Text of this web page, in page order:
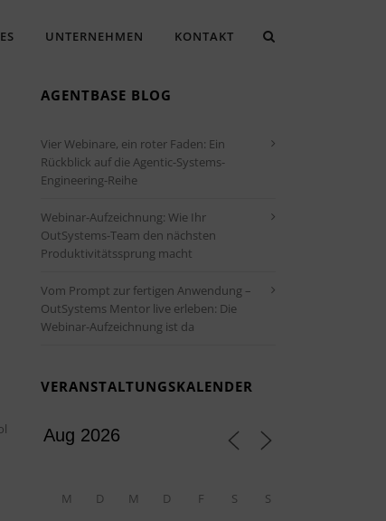
UNTERNEHMEN KONTAKT
Office 365
AGENTBASE BLOG
Vier Webinare, ein roter Faden: Ein
Rückblick auf die Agentic-Systems-
Engineering-Reihe
Webinar-Aufzeichnung: Wie Ihr
OutSystems-Team den nächsten
Produktivitätssprung macht
Vom Prompt zur fertigen Anwendung –
OutSystems Mentor live erleben: Die
Webinar-Aufzeichnung ist da
VERANSTALTUNGSKALENDER
M D M D F S S